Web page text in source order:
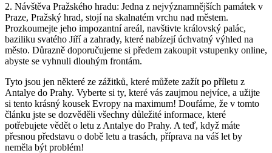
2. Návštěva Pražského hradu: Jedna z nejvýznamnějších památek v
Praze, Pražský hrad, stojí na skalnatém vrchu nad městem.
Prozkoumejte jeho impozantní areál, navštivte královský palác,
baziliku svatého Jiří a zahrady, které nabízejí úchvatný výhled na
město. Důrazně doporučujeme si předem zakoupit vstupenky online,
abyste se vyhnuli dlouhým frontám.
Tyto jsou jen některé ze zážitků, které můžete zažít po příletu z
Antalye do Prahy. Vyberte si ty, které vás zaujmou nejvíce, a užijte
si tento krásný kousek Evropy na maximum! Doufáme, že v tomto
článku jste se dozvěděli všechny důležité informace, které
potřebujete vědět o letu z Antalye do Prahy. A teď, když máte
přesnou představu o době letu a trasách, příprava na váš let by
neměla být problém!